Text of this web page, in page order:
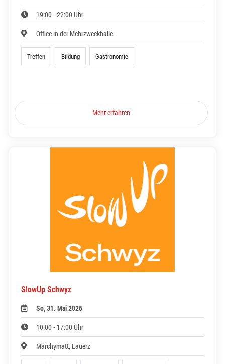
19:00 - 22:00 Uhr
Office in der Mehrzweckhalle
Treffen Bildung Gastronomie
Mehr erfahren
SlowUp Schwyz
So, 31. Mai 2026
10:00 - 17:00 Uhr
Märchymatt, Lauerz